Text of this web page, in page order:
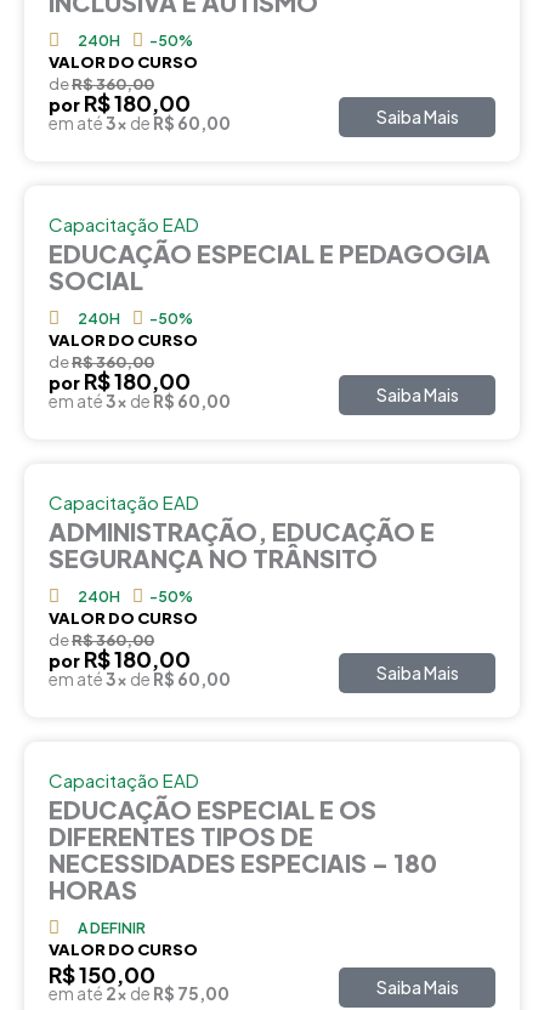
240H -50%
VALOR DO CURSO
deR$ 360,00
por R$ 180,00
em até3x de R$ 60,00 Saiba Mais
Capacitação EAD
EDUCAÇÃO ESPECIAL E PEDAGOGIA
SOCIAL
240H -50%
VALOR DO CURSO
deR$ 360,00
por R$ 180,00
em até3x de R$ 60,00 Saiba Mais
Capacitação EAD
ADMINISTRAÇÃO, EDUCAÇÃO E
SEGURANÇA NO TRÂNSITO
240H -50%
VALOR DO CURSO
deR$ 360,00
por R$ 180,00
em até3x de R$ 60,00 Saiba Mais
Capacitação EAD
EDUCAÇÃO ESPECIAL E OS
DIFERENTES TIPOS DE
NECESSIDADES ESPECIAIS – 180
HORAS
A DEFINIR
VALOR DO CURSO
R$ 150,00
em até 2x de R$ 75,00 Saiba Mais